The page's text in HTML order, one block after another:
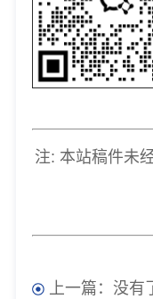
注: 本站稿件未
上一篇：没有